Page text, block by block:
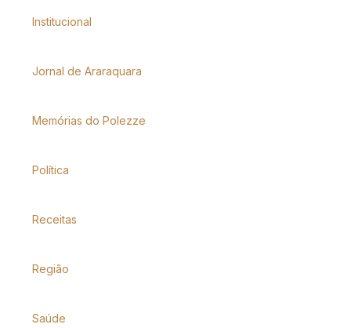
Institucional
Jornal de Araraquara
Memórias do Polezze
Política
Receitas
Região
Saúde